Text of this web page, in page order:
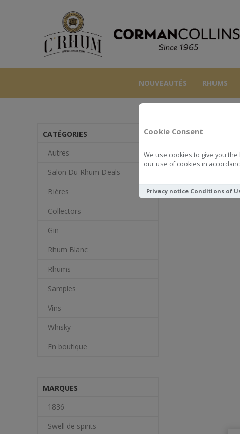
Cookie Consent
We use cookies to give you
our use of cookies in
Privacy notice Conditions of
NOUVEAUTÉS RHUMS
CATÉGORIES
Autres
Salon Du Rhum Deals
Bières
Collectors
Gin
Rhum Blanc
Rhums
Samples
Vins
Whisky
En boutique
MARQUES
1836
Swell de spirits